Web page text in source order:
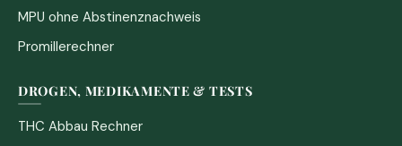
MPU ohne Abstinenznachweis
Promillerechner
DROGEN, MEDIKAMENTE & TESTS
THC Abbau Rechner